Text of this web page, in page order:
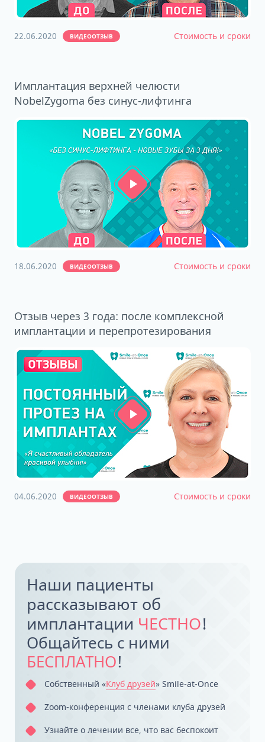
22.06.2020 ВИДЕООТЗЫВ Стоимость и сроки
Имплантация верхней челюсти
NobelZygoma без синус-лифтинга
18.06.2020 ВИДЕООТЗЫВ Стоимость и сроки
Отзыв через 3 года: после комплексной
имплантации и перепротезирования
04.06.2020 ВИДЕООТЗЫВ Стоимость и сроки
Наши пациенты
рассказывают об
имплантации ЧЕСТНО!
Общайтесь с ними
БЕСПЛАТНО!
Собственный «Клуб друзей» Smile-at-Once
Zoom-конференция с членами клуба друзей
Узнайте о лечении все, что вас беспокоит